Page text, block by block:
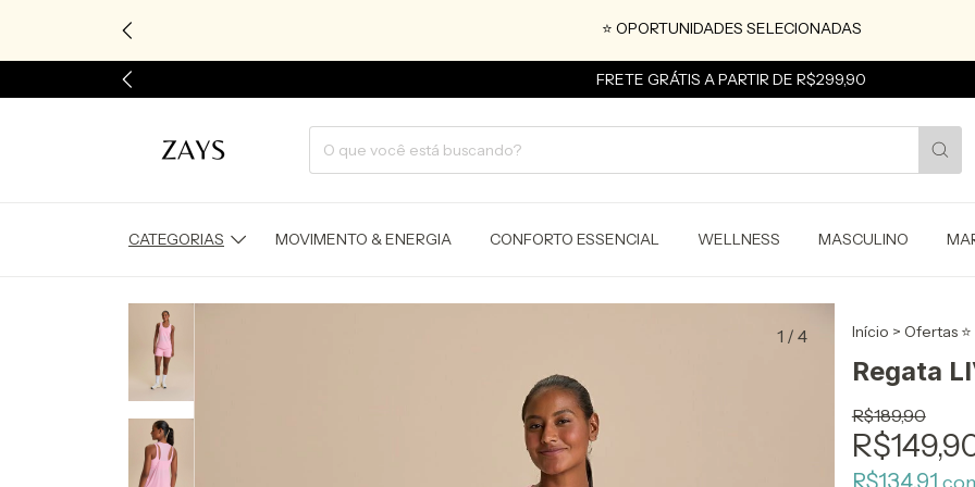
⭐ OPORTUNIDADES SELECIONADAS
FRETE GRÁTIS A PARTIR DE R$299,90
CATEGORIAS MOVIMENTO & ENERGIA CONFORTO ESSENCIAL WELLNESS MASCULINO
1 / 4 Início > Ofertas ⭐
Regata
R$189,90
R$134,91